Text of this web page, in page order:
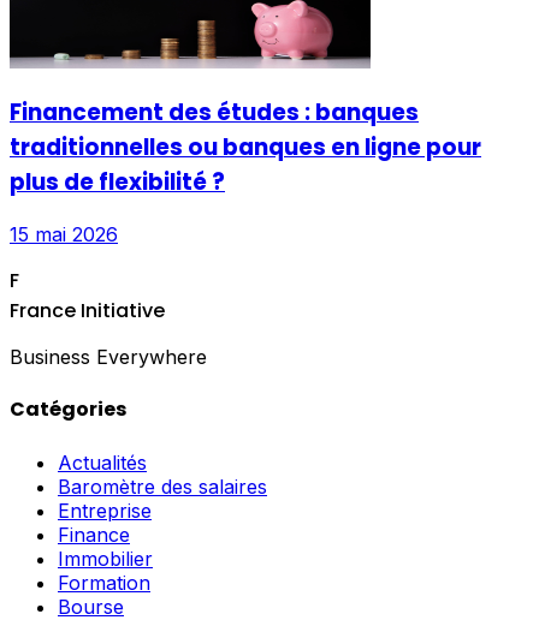
Financement des études : banques
traditionnelles ou banques en ligne pour
plus de flexibilité ?
15 mai 2026
F
France Initiative
Business Everywhere
Catégories
Actualités
Baromètre des salaires
Entreprise
Finance
Immobilier
Formation
Bourse